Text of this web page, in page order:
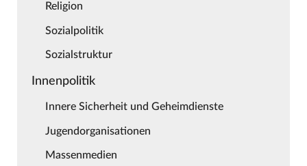
Religion
Sozialpolitik
Sozialstruktur
Innenpolitik
Innere Sicherheit und Geheimdienste
Jugendorganisationen
Massenmedien